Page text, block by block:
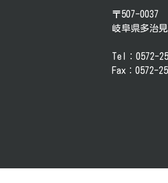
〒507-0037
岐阜県多治
Tel：0572-
Fax：0572-